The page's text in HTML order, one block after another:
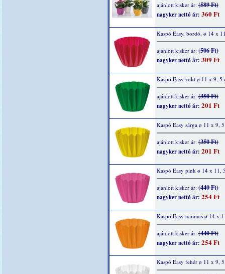
ajánlott kisker ár:(589 Ft)
nagyker nettó ár: 360 Ft
Kaspó Easy, bordó, ø 14 x
ajánlott kisker ár:(506 Ft)
nagyker nettó ár: 309 Ft
Kaspó Easy zöld ø 11 x 9, 5
ajánlott kisker ár:(350 Ft)
nagyker nettó ár: 201 Ft
Kaspó Easy sárga ø 11 x 9,
ajánlott kisker ár:(350 Ft)
nagyker nettó ár: 201 Ft
Kaspó Easy pink ø 14 x 11,
ajánlott kisker ár:(440 Ft)
nagyker nettó ár: 254 Ft
Kaspó Easy narancs ø 14 x
ajánlott kisker ár:(440 Ft)
nagyker nettó ár: 254 Ft
Kaspó Easy fehér ø 11 x 9,